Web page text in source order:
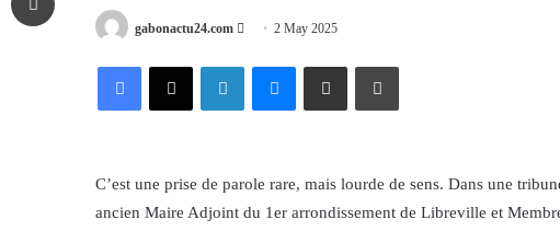
gabonactu24.com
Send 2 May 2025
FacebookX LinkedInMessengerShare via Email Print
C’est une prise de parole rare, mais lourde de sens. Dans une
ancien Maire Adjoint du 1er arrondissement de Libreville et